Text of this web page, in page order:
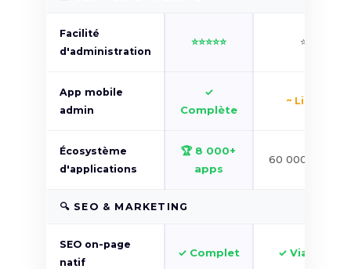
Facilité
d'administration
⭐⭐⭐⭐⭐ ⭐⭐⭐
App mobile
admin
✓
Complète
~ Limitée
Écosystème
d'applications
🏆 8 000+
apps
60 000+
🔍 SEO & MARKETING
SEO on-page
natif
✓ Complet ✓ Via Yoast